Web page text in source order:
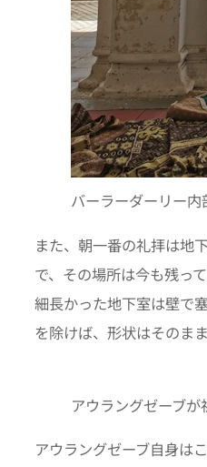
バーラーダーリー内
また、朝一番の礼拝は地
で、その場所は今も残っ
細長かった地下室は壁で
を除けば、形状はそのま
アウラングゼーブ
アウラングゼーブ自身は